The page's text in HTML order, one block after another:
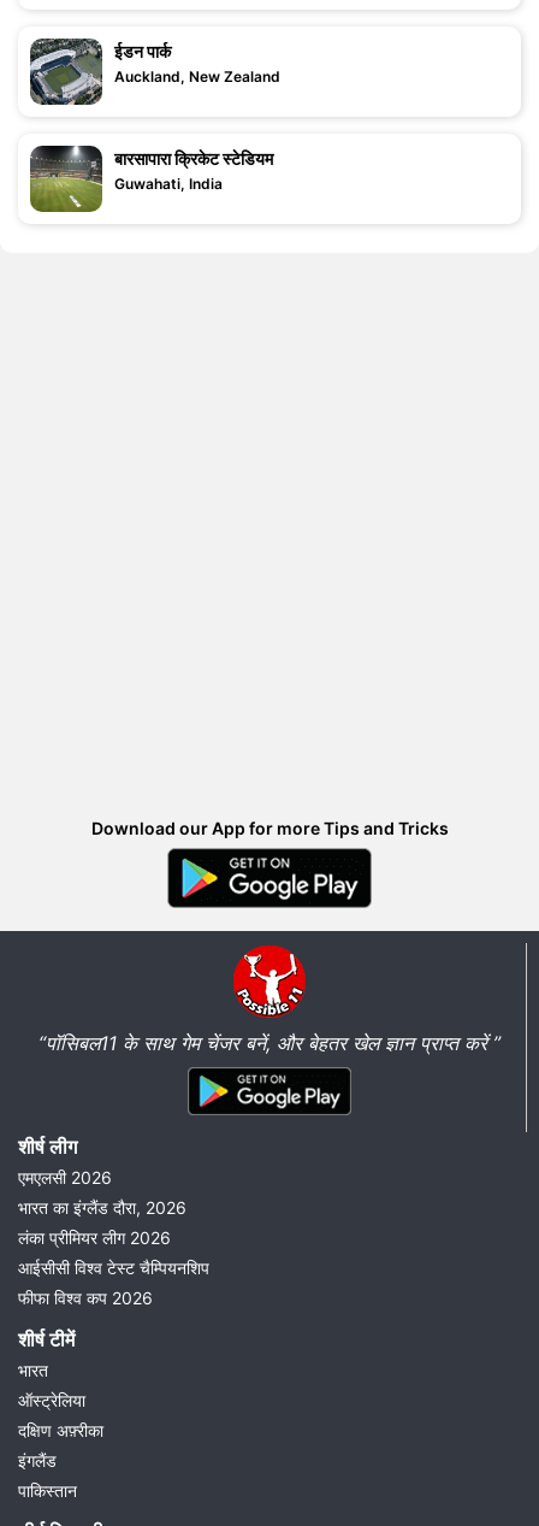
ईडन पार्क
Auckland, New Zealand
बारसापारा क्रिकेट स्टेडियम
Guwahati, India
Download our App for more Tips and Tricks
“पॉसिबल11 के साथ गेम चेंजर बनें, और बेहतर खेल ज्ञान प्राप्त करें ”
शीर्ष लीग
एमएलसी 2026
भारत का इंग्लैंड दौरा, 2026
लंका प्रीमियर लीग 2026
आईसीसी विश्व टेस्ट चैम्पियनशिप
फीफा विश्व कप 2026
शीर्ष टीमें
भारत
ऑस्ट्रेलिया
दक्षिण अफ़्रीका
इंगलैंड
पाकिस्तान